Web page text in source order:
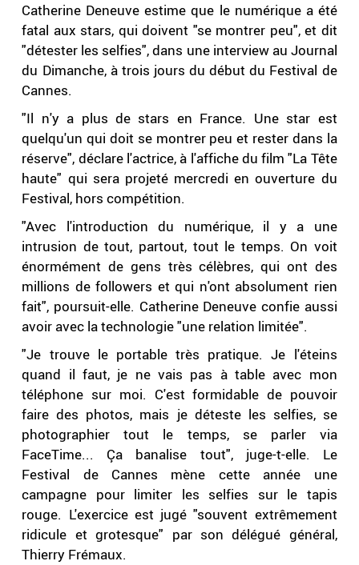
Catherine Deneuve estime que le numérique a été
fatal aux stars, qui doivent "se montrer peu", et dit
"détester les selfies", dans une interview au Journal
du Dimanche, à trois jours du début du Festival de
Cannes.
"Il n'y a plus de stars en France. Une star est
quelqu'un qui doit se montrer peu et rester dans la
réserve", déclare l'actrice, à l'affiche du film "La Tête
haute" qui sera projeté mercredi en ouverture du
Festival, hors compétition.
"Avec l'introduction du numérique, il y a une
intrusion de tout, partout, tout le temps. On voit
énormément de gens très célèbres, qui ont des
millions de followers et qui n'ont absolument rien
fait", poursuit-elle. Catherine Deneuve confie aussi
avoir avec la technologie "une relation limitée".
"Je trouve le portable très pratique. Je l'éteins
quand il faut, je ne vais pas à table avec mon
téléphone sur moi. C'est formidable de pouvoir
faire des photos, mais je déteste les selfies, se
photographier tout le temps, se parler via
FaceTime... Ça banalise tout", juge-t-elle. Le
Festival de Cannes mène cette année une
campagne pour limiter les selfies sur le tapis
rouge. L'exercice est jugé "souvent extrêmement
ridicule et grotesque" par son délégué général,
Thierry Frémaux.